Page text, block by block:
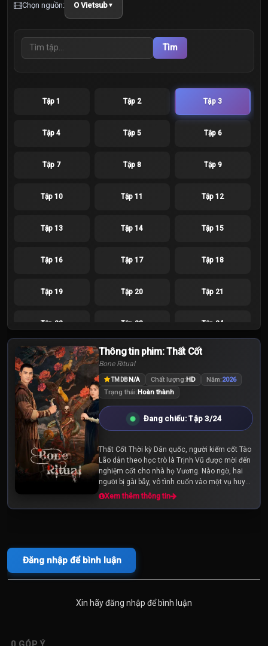
Chọn nguồn: O Vietsub▼
Tìm
Tập 1 Tập 2 Tập 3
Tập 4 Tập 5 Tập 6
Tập 7 Tập 8 Tập 9
Tập 10 Tập 11 Tập 12
Tập 13 Tập 14 Tập 15
Tập 16 Tập 17 Tập 18
Tập 19 Tập 20 Tập 21
Tập 22 Tập 23 Tập 24
Thông tin phim: Thất Cốt
Bone Ritual
TMDBN/A Chất lượng:HD Năm:2026
Trạng thái:Hoàn thành
Đang chiếu: Tập 3/24
Thất Cốt Thời kỳ Dân quốc, người kiểm cốt Tào
Lão dẫn theo học trò là Trịnh Vũ được mời đến
nghiệm cốt cho nhà họ Vương. Nào ngờ, hai
người bị gài bẫy, vô tình cuốn vào một vụ huyết
án bí ẩn. Để tự cứu lấy mạng sống...
Xem thêm thông tin
Đăng nhập để bình luận
Xin hãy đăng nhập để bình luận
0 GÓP Ý